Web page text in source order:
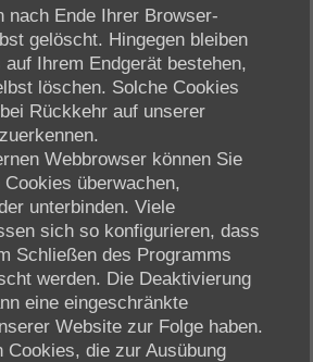
nach Ende Ihrer Browser-
gelöscht. Hingegen bleiben
Ihrem Endgerät bestehen,
löschen. Solche Cookies
Rückkehr auf unserer
Webbrowser können Sie
überwachen,
unterbinden. Viele
sich so konfigurieren, dass
Schließen des Programms
werden. Die Deaktivierung
eine eingeschränkte
Website zur Folge haben.
Cookies, die zur Ausübung